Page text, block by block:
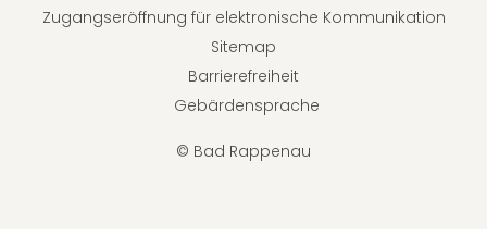
© Bad Rappenau
Zugangseröffnung für elektronische Kommunikation
Sitemap
Barrierefreiheit
Gebärdensprache